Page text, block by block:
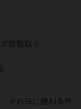
枚数取る
それ毎に勝利条件